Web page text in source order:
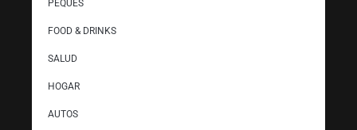
PEQUES
FOOD & DRINKS
SALUD
HOGAR
AUTOS